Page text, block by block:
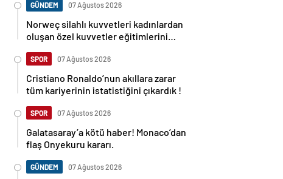
GÜNDEM 07 Ağustos 2026
Norweç silahlı kuvvetleri kadınlardan
oluşan özel kuvvetler eğitimlerini
SPOR 07 Ağustos 2026
Cristiano Ronaldo’nun akıllara zarar
tüm kariyerinin istatistiğini çıkardık !
SPOR 07 Ağustos 2026
Galatasaray’a kötü haber! Monaco’dan
flaş Onyekuru kararı.
GÜNDEM 07 Ağustos 2026